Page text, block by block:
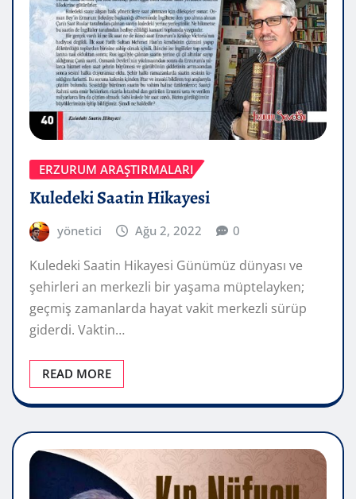
ERZURUM ARAŞTIRMALARI
Kuledeki Saatin Hikayesi
yönetici Ağu 2, 2022 0
Kuledeki Saatin Hikayesi Günümüz dünyası ve
şehirleri an merkezli bir yaşama müptelayken;
geçmiş zamanlarda hayat vakit merkezli sürüp
giderdi. Vaktin…
READ MORE